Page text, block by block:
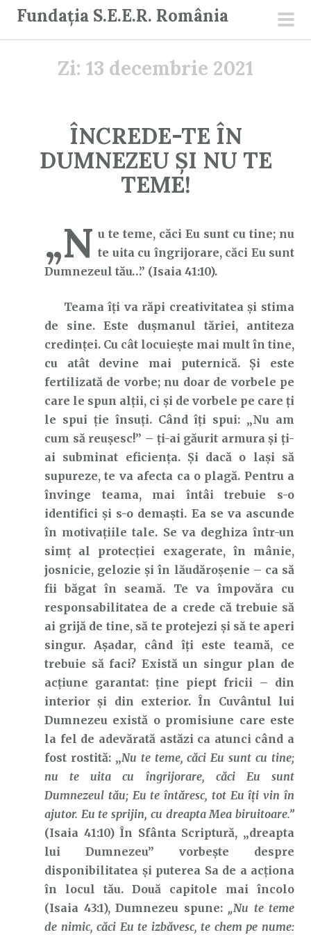
Fundația S.E.E.R. România
Zi: 13 decembrie 2021
ÎNCREDE-TE ÎN
DUMNEZEU ȘI NU TE
TEME!
„N u te teme, căci Eu sunt cu tine; nu
te uita cu îngrijorare, căci Eu sunt
Dumnezeul tău…” (Isaia 41:10).
Teama îți va răpi creativitatea și stima
de sine. Este dușmanul tăriei, antiteza
credinței. Cu cât locuiește mai mult în tine,
cu atât devine mai puternică. Și este
fertilizată de vorbe; nu doar de vorbele pe
care le spun alții, ci și de vorbele pe care ți
le spui ție însuți. Când îți spui: „Nu am
cum să reușesc!” – ți-ai găurit armura și ți-
ai subminat eficiența. Și dacă o lași să
supureze, te va afecta ca o plagă. Pentru a
învinge teama, mai întâi trebuie s-o
identifici și s-o demaști. Ea se va ascunde
în motivațiile tale. Se va deghiza într-un
simț al protecției exagerate, în mânie,
josnicie, gelozie și în lăudăroșenie – ca să
fii băgat în seamă. Te va împovăra cu
responsabilitatea de a crede că trebuie să
ai grijă de tine, să te protejezi și să te aperi
singur. Așadar, când îți este teamă, ce
trebuie să faci? Există un singur plan de
acțiune garantat: ține piept fricii – din
interior și din exterior. În Cuvântul lui
Dumnezeu există o promisiune care este
la fel de adevărată astăzi ca atunci când a
fost rostită: „Nu te teme, căci Eu sunt cu tine;
nu te uita cu îngrijorare, căci Eu sunt
Dumnezeul tău; Eu te întăresc, tot Eu îţi vin în
ajutor. Eu te sprijin, cu dreapta Mea biruitoare.”
(Isaia 41:10) În Sfânta Scriptură, „dreapta
lui Dumnezeu” vorbește despre
disponibilitatea și puterea Sa de a acționa
în locul tău. Două capitole mai încolo
(Isaia 43:1), Dumnezeu spune: „Nu te teme
de nimic, căci Eu te izbăvesc, te chem pe nume: